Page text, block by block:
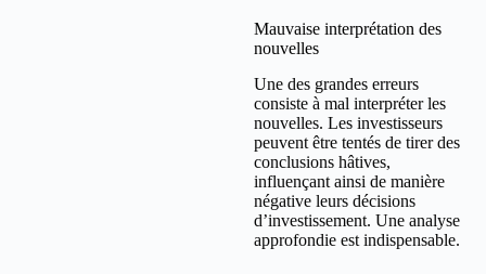
Mauvaise interprétation des
nouvelles
Une des grandes erreurs
consiste à mal interpréter les
nouvelles. Les investisseurs
peuvent être tentés de tirer des
conclusions hâtives,
influençant ainsi de manière
négative leurs décisions
d’investissement. Une analyse
approfondie est indispensable.